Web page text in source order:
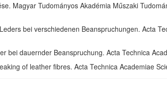
Magyar Tudományos Akadémia Műszaki
bei verschiedenen Beanspruchungen. Acta
bei dauernder Beanspruchung. Acta Technica
of leather fibres. Acta Technica Academiae